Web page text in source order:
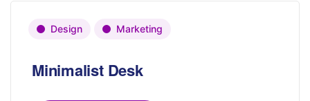
Design Marketing
Minimalist Desk